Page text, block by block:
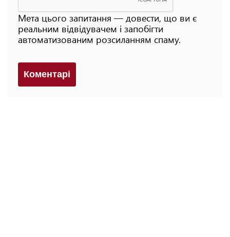
Мета цього запитання — довести, що ви є
реальним відвідувачем і запобігти
автоматизованим розсиланням спаму.
Коментарi